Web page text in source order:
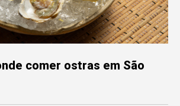
comer ostras em São